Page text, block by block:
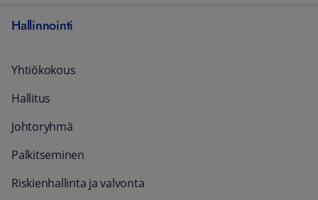
Hallinnointi
Yhtiökokous
Hallitus
Johtoryhmä
Palkitseminen
Riskienhallinta ja valvonta